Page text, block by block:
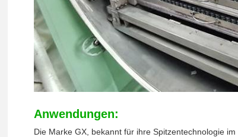
Anwendungen:
Die Marke GX, bekannt für ihre Spitzentechnologie